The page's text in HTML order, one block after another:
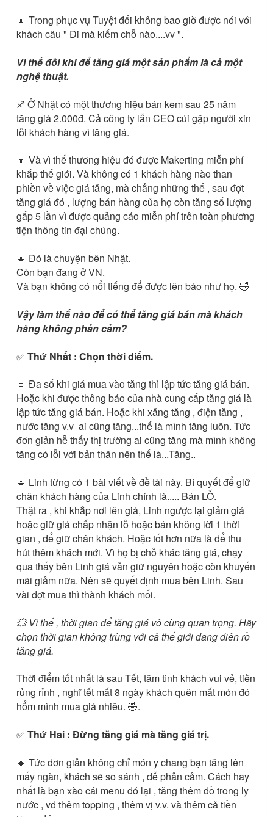
🔸 Trong phục vụ Tuyệt đối không bao giờ được nói với
khách câu " Đi mà kiếm chỗ nào....vv ".
Vì thế đôi khi để tăng giá một sản phẩm là cả một
nghệ thuật.
♐️ Ở Nhật có một thương hiệu bán kem sau 25 năm
tăng giá 2.000đ. Cả công ty lẫn CEO cúi gập người xin
lỗi khách hàng vì tăng giá.
🔸 Và vì thế thương hiệu đó được Makerting miễn phí
khắp thế giới. Và không có 1 khách hàng nào than
phiền về việc giá tăng, mà chẳng những thế , sau đợt
tăng giá đó , lượng bán hàng của họ còn tăng số lượng
gấp 5 lần vì được quảng cáo miễn phí trên toàn phương
tiện thông tin đại chúng.
🔸 Đó là chuyện bên Nhật.
Còn bạn đang ở VN.
Và bạn không có nổi tiếng để được lên báo như họ. 🤣
Vậy làm thế nào để có thể tăng giá bán mà khách
hàng không phản cảm?
✅ Thứ Nhất : Chọn thời điểm.
🔹 Đa số khi giá mua vào tăng thì lập tức tăng giá bán.
Hoặc khi được thông báo của nhà cung cấp tăng giá là
lập tức tăng giá bán. Hoặc khi xăng tăng , điện tăng ,
nước tăng v.v ai cũng tăng...thế là mình tăng luôn. Tức
đơn giản hễ thấy thị trường ai cũng tăng mà mình không
tăng có lỗi với bản thân nên thế là...Tăng..
🔹 Linh từng có 1 bài viết về đề tài này. Bí quyết để giữ
chân khách hàng của Linh chính là..... Bán LỖ.
Thật ra , khi khắp nơi lên giá, Linh ngược lại giảm giá
hoặc giữ giá chấp nhận lỗ hoặc bán không lời 1 thời
gian , để giữ chân khách. Hoặc tốt hơn nữa là để thu
hút thêm khách mới. Vì họ bị chỗ khác tăng giá, chạy
qua thấy bên Linh giá vẫn giữ nguyên hoặc còn khuyến
mãi giảm nữa. Nên sẽ quyết định mua bên Linh. Sau
vài đợt mua thì thành khách mối.
💥 Vì thế , thời gian để tăng giá vô cùng quan trọng. Hãy
chọn thời gian không trùng với cả thế giới đang điên rồ
tăng giá.
Thời điểm tốt nhất là sau Tết, tâm tình khách vui vẻ, tiền
rủng rỉnh , nghĩ tết mất 8 ngày khách quên mất món đó
hổm mình mua giá nhiêu. 🤣.
✅ Thứ Hai : Đừng tăng giá mà tăng giá trị.
🔹 Tức đơn giản không chỉ món y chang bạn tăng lên
mấy ngàn, khách sẽ so sánh , dễ phản cảm. Cách hay
nhất là bạn xào cái menu đó lại , tăng thêm đồ trong ly
nước , vd thêm topping , thêm vị v.v. và thêm cả tiền